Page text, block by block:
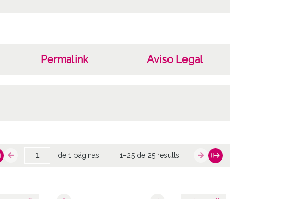
Permalink Aviso Legal
de 1 páginas 1–25 de 25 results